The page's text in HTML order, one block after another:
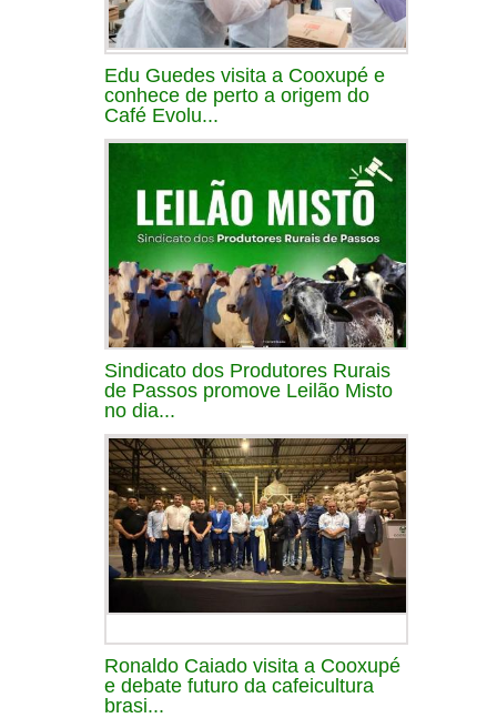
Edu Guedes visita a Cooxupé e
conhece de perto a origem do
Café Evolu...
Sindicato dos Produtores Rurais
de Passos promove Leilão Misto
no dia...
Ronaldo Caiado visita a Cooxupé
e debate futuro da cafeicultura
brasi...